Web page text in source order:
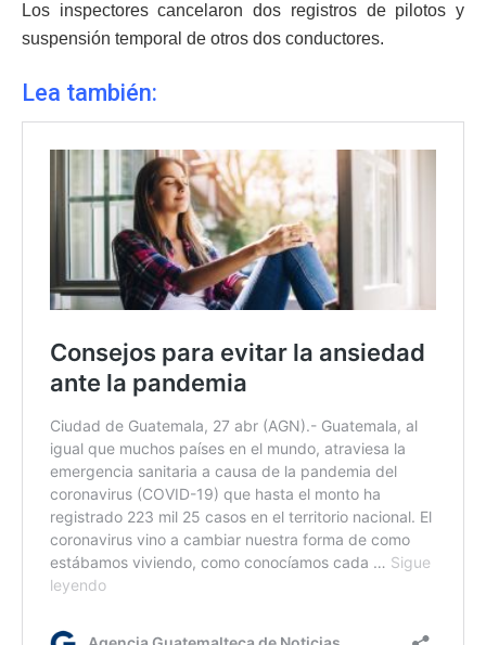
Los inspectores cancelaron dos registros de pilotos y
suspensión temporal de otros dos conductores.
Lea también: